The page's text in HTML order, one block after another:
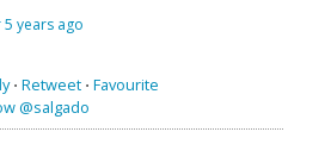
5 years ago
⋅ Retweet ⋅ Favourite
@salgado